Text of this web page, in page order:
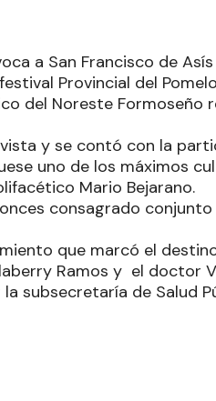
a San Francisco de
Provincial del
del Noreste Formoseño
y se contó con la
uno de los máximos
Mario Bejarano.
consagrado conjunto
que marcó el
Ramos y el doctor
subsecretaría de Salud